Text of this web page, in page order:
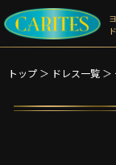
トップ ＞ ドレス一覧 ＞